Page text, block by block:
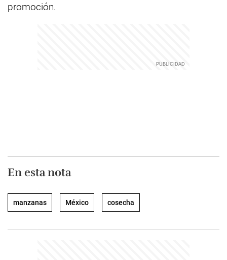
promoción.
En esta nota
manzanas México cosecha